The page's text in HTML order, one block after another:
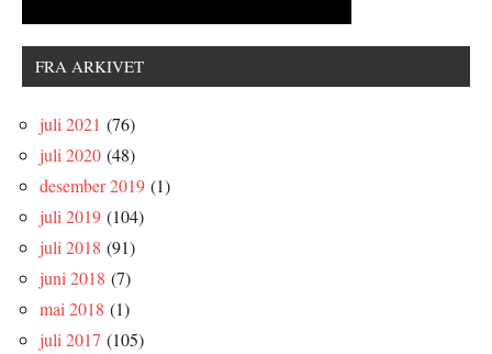
FRA ARKIVET
juli 2021 (76)
juli 2020 (48)
desember 2019 (1)
juli 2019 (104)
juli 2018 (91)
juni 2018 (7)
mai 2018 (1)
juli 2017 (105)